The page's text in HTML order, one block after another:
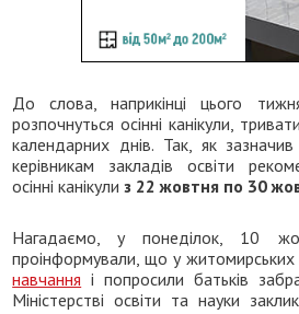
До слова, наприкінці цього
розпочнуться осінні канікули,
календарних днів. Так, як
керівникам закладів освіти
осінні канікулиз 22 жовтня по 30
Нагадаємо, у понеділок, 10
проінформували, що у
навчання і попросили батьків
Міністерстві освіти та науки